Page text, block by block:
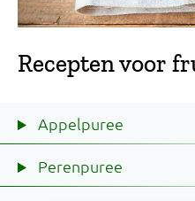
Recepten voor
Appelpuree
Perenpuree